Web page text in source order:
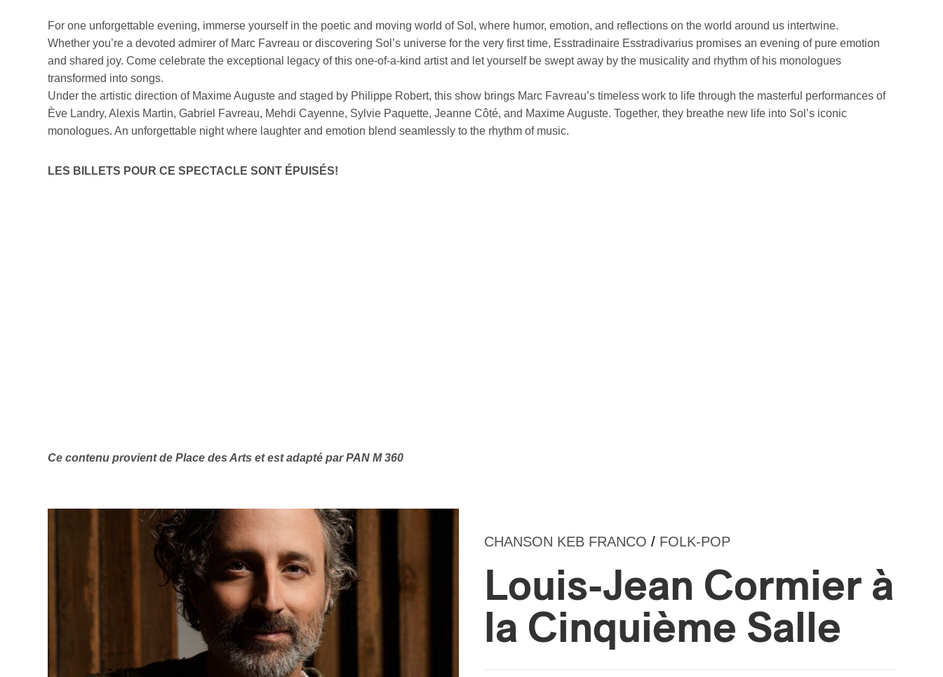
For one unforgettable evening, immerse yourself in the poetic and moving world of Sol, where humor, emotion, and reflections on the world around us intertwine.
Whether you’re a devoted admirer of Marc Favreau or discovering Sol’s universe for the very first time, Esstradinaire Esstradivarius promises an evening of pure emotion
and shared joy. Come celebrate the exceptional legacy of this one-of-a-kind artist and let yourself be swept away by the musicality and rhythm of his monologues
transformed into songs.
Under the artistic direction of Maxime Auguste and staged by Philippe Robert, this show brings Marc Favreau’s timeless work to life through the masterful performances of
Ève Landry, Alexis Martin, Gabriel Favreau, Mehdi Cayenne, Sylvie Paquette, Jeanne Côté, and Maxime Auguste. Together, they breathe new life into Sol’s iconic
monologues. An unforgettable night where laughter and emotion blend seamlessly to the rhythm of music.
LES BILLETS POUR CE SPECTACLE SONT ÉPUISÉS!
Ce contenu provient de Place des Arts et est adapté par PAN M 360
CHANSON KEB FRANCO / FOLK-POP
Louis-Jean Cormier à
la Cinquième Salle